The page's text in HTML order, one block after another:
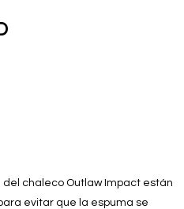
del chaleco Outlaw Impact están
evitar que la espuma se